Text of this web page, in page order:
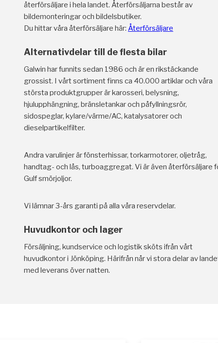
återförsäljare i hela landet. Återförsäljarna består av
bildemonteringar och bildelsbutiker.
Du hittar våra återförsäljare här: Återförsäljare
Alternativdelar till de flesta bilar
Galwin har funnits sedan 1986 och är en rikstäckande
grossist. I vårt sortiment finns ca 40.000 artiklar och våra
största produktgrupper är karosseri, belysning,
hjulupphängning, bränsletankar och påfyllningsrör,
sidospeglar, kylare/värme/AC, katalysatorer och
dieselpartikelfilter.
Andra varulinjer är fönsterhissar, torkarmotorer, oljetråg,
handtag- och lås, turboaggregat. Vi är även återförsäljare
Gulf smörjoljor.
Vi lämnar 3-års garanti på alla våra reservdelar.
Huvudkontor och lager
Försäljning, kundservice och logistik sköts ifrån vårt
huvudkontor i Jönköping. Härifrån når vi stora delar av
med leverans över natten.